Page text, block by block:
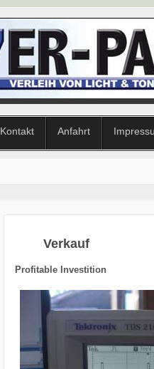
Kontakt Anfahrt
Verkauf
Profitable Investition